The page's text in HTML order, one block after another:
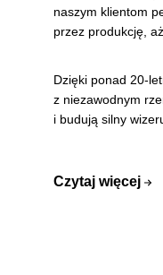
naszym klientom
przez produkcję,
Dzięki ponad 20-
z niezawodnym
i budują silny
Czytaj więcej